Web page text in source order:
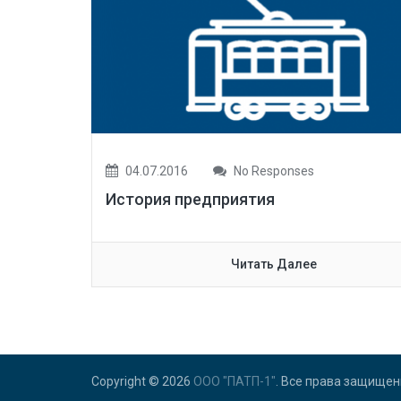
04.07.2016 No Responses
История предприятия
Читать Далее
Copyright © 2026 ООО "ПАТП-1" . Все права